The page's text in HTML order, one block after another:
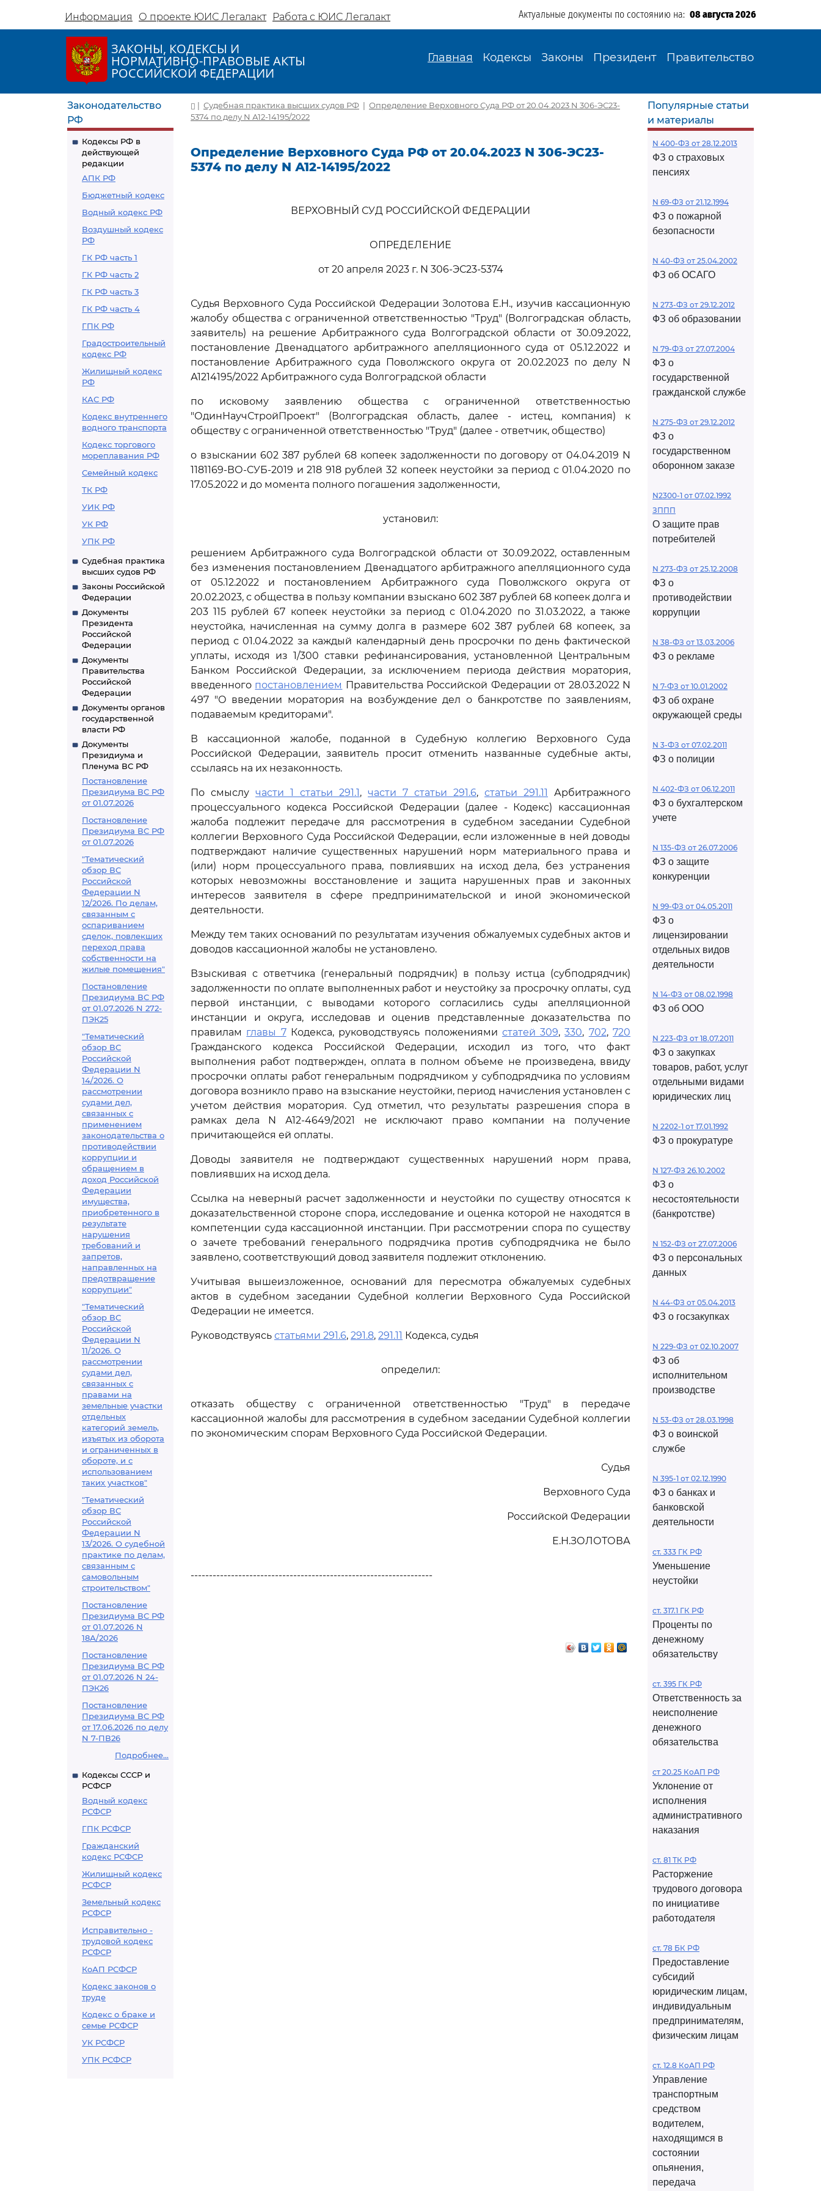
Информация О проекте ЮИС Легалакт Работа с ЮИС Легалакт Актуальные документы по состоянию на: 08 августа 2026
ЗАКОНЫ, КОДЕКСЫ И
НОРМАТИВНО-ПРАВОВЫЕ АКТЫ
РОССИЙСКОЙ ФЕДЕРАЦИИ
Главная Кодексы Законы Президент Правительство
Законодательство
РФ
Кодексы РФ в
действующей
редакции
АПК РФ
Бюджетный кодекс
Водный кодекс РФ
Воздушный кодекс
РФ
ГК РФ часть 1
ГК РФ часть 2
ГК РФ часть 3
ГК РФ часть 4
ГПК РФ
Градостроительный
кодекс РФ
Жилищный кодекс
РФ
КАС РФ
Кодекс внутреннего
водного транспорта
Кодекс торгового
мореплавания РФ
Семейный кодекс
ТК РФ
УИК РФ
УК РФ
УПК РФ
Судебная практика
высших судов РФ
Законы Российской
Федерации
Документы
Президента
Российской
Федерации
Документы
Правительства
Российской
Федерации
Документы органов
государственной
власти РФ
Документы
Президиума и
Пленума ВС РФ
Постановление
Президиума ВС РФ
от 01.07.2026
Постановление
Президиума ВС РФ
от 01.07.2026
"Тематический
обзор ВС
Российской
Федерации N
12/2026. По делам,
связанным с
оспариванием
сделок, повлекших
переход права
собственности на
жилые помещения"
Постановление
Президиума ВС РФ
от 01.07.2026 N 272-
ПЭК25
"Тематический
обзор ВС
Российской
Федерации N
14/2026. О
рассмотрении
судами дел,
связанных с
применением
законодательства о
противодействии
коррупции и
обращением в
доход Российской
Федерации
имущества,
приобретенного в
результате
нарушения
требований и
запретов,
направленных на
предотвращение
коррупции"
"Тематический
обзор ВС
Российской
Федерации N
11/2026. О
рассмотрении
судами дел,
связанных с
правами на
земельные участки
отдельных
категорий земель,
изъятых из оборота
и ограниченных в
обороте, и с
использованием
таких участков"
"Тематический
обзор ВС
Российской
Федерации N
13/2026. О судебной
практике по делам,
связанным с
самовольным
строительством"
Постановление
Президиума ВС РФ
от 01.07.2026 N
18А/2026
Постановление
Президиума ВС РФ
от 01.07.2026 N 24-
ПЭК26
Постановление
Президиума ВС РФ
от 17.06.2026 по делу
N 7-ПВ26
Подробнее...
Кодексы СССР и
РСФСР
Водный кодекс
РСФСР
ГПК РСФСР
Гражданский
кодекс РСФСР
Жилищный кодекс
РСФСР
Земельный кодекс
РСФСР
Исправительно -
трудовой кодекс
РСФСР
КоАП РСФСР
Кодекс законов о
труде
Кодекс о браке и
семье РСФСР
УК РСФСР
УПК РСФСР
| Судебная практика высших судов РФ | Определение Верховного Суда РФ от 20.04.2023 N 306-ЭС23-
5374 по делу N А12-14195/2022
Определение Верховного Суда РФ от 20.04.2023 N 306-ЭС23-
5374 по делу N А12-14195/2022
ВЕРХОВНЫЙ СУД РОССИЙСКОЙ ФЕДЕРАЦИИ
ОПРЕДЕЛЕНИЕ
от 20 апреля 2023 г. N 306-ЭС23-5374
Судья Верховного Суда Российской Федерации Золотова Е.Н., изучив кассационную
жалобу общества с ограниченной ответственностью "Труд" (Волгоградская область,
заявитель) на решение Арбитражного суда Волгоградской области от 30.09.2022,
постановление Двенадцатого арбитражного апелляционного суда от 05.12.2022 и
постановление Арбитражного суда Поволжского округа от 20.02.2023 по делу N
А1214195/2022 Арбитражного суда Волгоградской области
по исковому заявлению общества с ограниченной ответственностью
"ОдинНаучСтройПроект" (Волгоградская область, далее - истец, компания) к
обществу с ограниченной ответственностью "Труд" (далее - ответчик, общество)
о взыскании 602 387 рублей 68 копеек задолженности по договору от 04.04.2019 N
1181169-ВО-СУБ-2019 и 218 918 рублей 32 копеек неустойки за период с 01.04.2020 по
17.05.2022 и до момента полного погашения задолженности,
установил:
решением Арбитражного суда Волгоградской области от 30.09.2022, оставленным
без изменения постановлением Двенадцатого арбитражного апелляционного суда
от 05.12.2022 и постановлением Арбитражного суда Поволжского округа от
20.02.2023, с общества в пользу компании взыскано 602 387 рублей 68 копеек долга и
203 115 рублей 67 копеек неустойки за период с 01.04.2020 по 31.03.2022, а также
неустойка, начисленная на сумму долга в размере 602 387 рублей 68 копеек, за
период с 01.04.2022 за каждый календарный день просрочки по день фактической
уплаты, исходя из 1/300 ставки рефинансирования, установленной Центральным
Банком Российской Федерации, за исключением периода действия моратория,
введенного постановлением Правительства Российской Федерации от 28.03.2022 N
497 "О введении моратория на возбуждение дел о банкротстве по заявлениям,
подаваемым кредиторами".
В кассационной жалобе, поданной в Судебную коллегию Верховного Суда
Российской Федерации, заявитель просит отменить названные судебные акты,
ссылаясь на их незаконность.
По смыслу части 1 статьи 291.1, части 7 статьи 291.6, статьи 291.11
Арбитражного
процессуального кодекса Российской Федерации (далее - Кодекс) кассационная
жалоба подлежит передаче для рассмотрения в судебном заседании Судебной
коллегии Верховного Суда Российской Федерации, если изложенные в ней доводы
подтверждают наличие существенных нарушений норм материального права и
(или) норм процессуального права, повлиявших на исход дела, без устранения
которых невозможны восстановление и защита нарушенных прав и законных
интересов заявителя в сфере предпринимательской и иной экономической
деятельности.
Между тем таких оснований по результатам изучения обжалуемых судебных актов и
доводов кассационной жалобы не установлено.
Взыскивая с ответчика (генеральный подрядчик) в пользу истца (субподрядчик)
задолженности по оплате выполненных работ и неустойку за просрочку оплаты, суд
первой инстанции, с выводами которого согласились суды апелляционной
инстанции и округа, исследовав и оценив представленные доказательства по
правилам главы 7Кодекса, руководствуясь положениями статей 309,330, 702,720
Гражданского кодекса Российской Федерации, исходил из того, что факт
выполнения работ подтвержден, оплата в полном объеме не произведена, ввиду
просрочки оплаты работ генеральным подрядчиком у субподрядчика по условиям
договора возникло право на взыскание неустойки, период начисления установлен с
учетом действия моратория. Суд отметил, что результаты разрешения спора в
рамках дела N А12-4649/2021 не исключают право компании на получение
причитающейся ей оплаты.
Доводы заявителя не подтверждают существенных нарушений норм права,
повлиявших на исход дела.
Ссылка на неверный расчет задолженности и неустойки по существу относятся к
доказательственной стороне спора, исследование и оценка которой не находятся в
компетенции суда кассационной инстанции. При рассмотрении спора по существу
о зачете требований генерального подрядчика против субподрядчика не было
заявлено, соответствующий довод заявителя подлежит отклонению.
Учитывая вышеизложенное, оснований для пересмотра обжалуемых судебных
актов в судебном заседании Судебной коллегии Верховного Суда Российской
Федерации не имеется.
Руководствуясь статьями 291.6, 291.8, 291.11 Кодекса, судья
определил:
отказать обществу с ограниченной ответственностью "Труд" в передаче
кассационной жалобы для рассмотрения в судебном заседании Судебной коллегии
по экономическим спорам Верховного Суда Российской Федерации.
Судья
Верховного Суда
Российской Федерации
Е.Н.ЗОЛОТОВА
------------------------------------------------------------------
Популярные статьи
и материалы
N 400-ФЗ от 28.12.2013
ФЗ о страховых
пенсиях
N 69-ФЗ от 21.12.1994
ФЗ о пожарной
безопасности
N 40-ФЗ от 25.04.2002
ФЗ об ОСАГО
N 273-ФЗ от 29.12.2012
ФЗ об образовании
N 79-ФЗ от 27.07.2004
ФЗ о
государственной
гражданской службе
N 275-ФЗ от 29.12.2012
ФЗ о
государственном
оборонном заказе
N2300-1 от 07.02.1992
ЗППП
О защите прав
потребителей
N 273-ФЗ от 25.12.2008
ФЗ о
противодействии
коррупции
N 38-ФЗ от 13.03.2006
ФЗ о рекламе
N 7-ФЗ от 10.01.2002
ФЗ об охране
окружающей среды
N 3-ФЗ от 07.02.2011
ФЗ о полиции
N 402-ФЗ от 06.12.2011
ФЗ о бухгалтерском
учете
N 135-ФЗ от 26.07.2006
ФЗ о защите
конкуренции
N 99-ФЗ от 04.05.2011
ФЗ о
лицензировании
отдельных видов
деятельности
N 14-ФЗ от 08.02.1998
ФЗ об ООО
N 223-ФЗ от 18.07.2011
ФЗ о закупках
товаров, работ, услуг
отдельными видами
юридических лиц
N 2202-1 от 17.01.1992
ФЗ о прокуратуре
N 127-ФЗ 26.10.2002
ФЗ о
несостоятельности
(банкротстве)
N 152-ФЗ от 27.07.2006
ФЗ о персональных
данных
N 44-ФЗ от 05.04.2013
ФЗ о госзакупках
N 229-ФЗ от 02.10.2007
ФЗ об
исполнительном
производстве
N 53-ФЗ от 28.03.1998
ФЗ о воинской
службе
N 395-1 от 02.12.1990
ФЗ о банках и
банковской
деятельности
ст. 333 ГК РФ
Уменьшение
неустойки
ст. 317.1 ГК РФ
Проценты по
денежному
обязательству
ст. 395 ГК РФ
Ответственность за
неисполнение
денежного
обязательства
ст 20.25 КоАП РФ
Уклонение от
исполнения
административного
наказания
ст. 81 ТК РФ
Расторжение
трудового договора
по инициативе
работодателя
ст. 78 БК РФ
Предоставление
субсидий
юридическим лицам,
индивидуальным
предпринимателям,
физическим лицам
ст. 12.8 КоАП РФ
Управление
транспортным
средством
водителем,
находящимся в
состоянии
опьянения,
передача